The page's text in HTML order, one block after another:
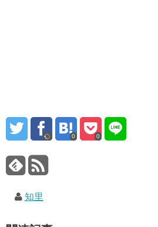
0 0
知里